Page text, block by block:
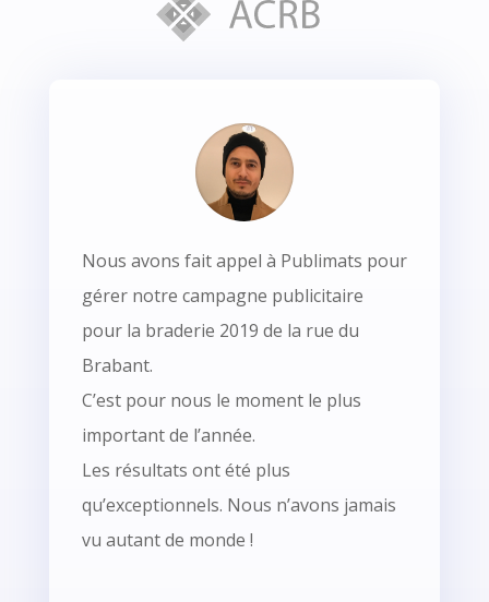
Nous avons fait appel à Publimats pour
gérer notre campagne publicitaire
pour la braderie 2019 de la rue du
Brabant.
C’est pour nous le moment le plus
important de l’année.
Les résultats ont été plus
qu’exceptionnels. Nous n’avons jamais
vu autant de monde !